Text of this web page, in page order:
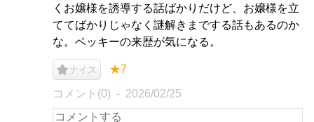
くお嬢様を誘導する話ばかりだけど、お嬢様を立
ててばかりじゃなく謎解きまでする話もあるのか
な。ベッキーの来歴が気になる。
ナイス ★7
コメント(0) 2026/02/25